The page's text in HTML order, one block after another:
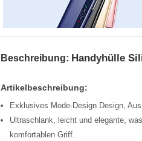
Beschreibung: Handyhülle
Artikelbeschreibung:
Exklusives Mode-Design Design,
Ultra­schlank, leicht und elegante,
komfortablen Griff.